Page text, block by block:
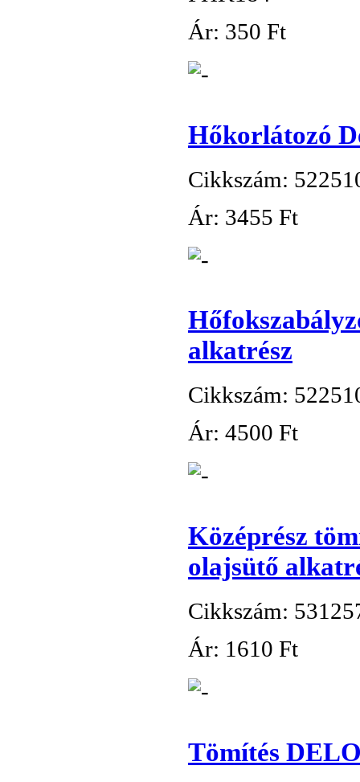
Ár: 350 Ft
Hőkorlátozó
Cikkszám:
Ár: 3455 Ft
alkatrész
Cikkszám:
Ár: 4500 Ft
Középrész
olajsütő
Cikkszám:
Ár: 1 610 Ft
Tömítés